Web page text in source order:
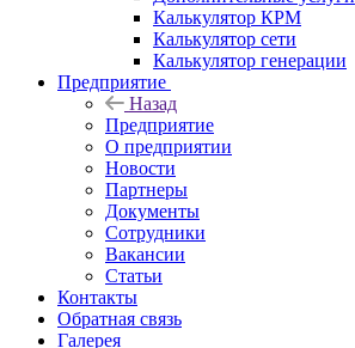
Калькулятор КРМ
Калькулятор сети
Калькулятор генерации
Предприятие
Назад
Предприятие
О предприятии
Новости
Партнеры
Документы
Сотрудники
Вакансии
Статьи
Контакты
Обратная связь
Галерея